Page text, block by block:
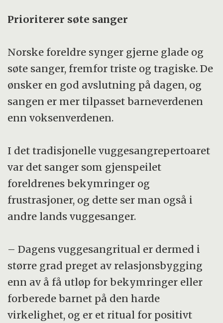
Prioriterer søte sanger
Norske foreldre synger gjerne glade og
søte sanger, fremfor triste og tragiske. De
ønsker en god avslutning på dagen, og
sangen er mer tilpasset barneverdenen
enn voksenverdenen.
I det tradisjonelle vuggesangrepertoaret
var det sanger som gjenspeilet
foreldrenes bekymringer og
frustrasjoner, og dette ser man også i
andre lands vuggesanger.
– Dagens vuggesangritual er dermed i
større grad preget av relasjonsbygging
enn av å få utløp for bekymringer eller
forberede barnet på den harde
virkelighet, og er et ritual for positivt